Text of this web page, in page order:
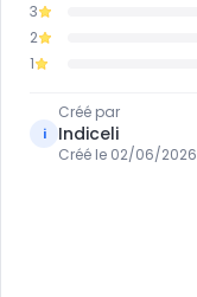
3
2
1
i
Créé par
Indiceli
Créé le 02/06/2026